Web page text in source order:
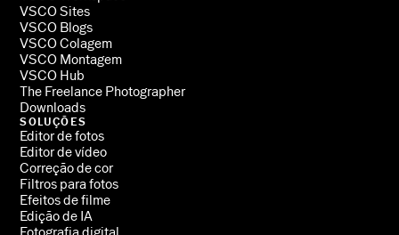
VSCO Sites
VSCO Blogs
VSCO Colagem
VSCO Montagem
VSCO Hub
The Freelance Photographer
Downloads
SOLUÇÕES
Editor de fotos
Editor de vídeo
Correção de cor
Filtros para fotos
Efeitos de filme
Edição de IA